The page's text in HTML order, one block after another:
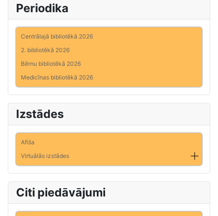
Periodika
Centrālajā bibliotēkā 2026
2. bibliotēkā 2026
Bērnu bibliotēkā 2026
Medicīnas bibliotēkā 2026
Izstādes
Afiša
Virtuālās izstādes
Citi piedāvājumi